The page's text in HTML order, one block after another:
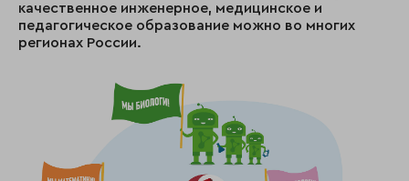
качественное инженерное, медицинское и
педагогическое образование можно во многих
регионах России.